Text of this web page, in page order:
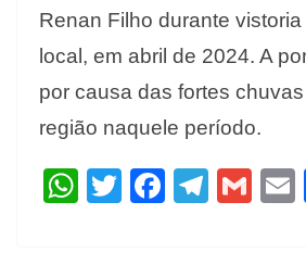
Renan Filho durante
local, em abril de 2024. A
por causa das fortes
região naquele período.
W T F T G